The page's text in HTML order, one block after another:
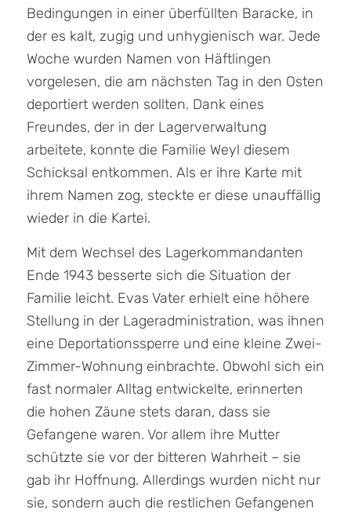
Bedingungen in einer überfüllten Baracke, in
der es kalt, zugig und unhygienisch war. Jede
Woche wurden Namen von Häftlingen
vorgelesen, die am nächsten Tag in den Osten
deportiert werden sollten. Dank eines
Freundes, der in der Lagerverwaltung
arbeitete, konnte die Familie Weyl diesem
Schicksal entkommen. Als er ihre Karte mit
ihrem Namen zog, steckte er diese unauffällig
wieder in die Kartei.
Mit dem Wechsel des Lagerkommandanten
Ende 1943 besserte sich die Situation der
Familie leicht. Evas Vater erhielt eine höhere
Stellung in der Lageradministration, was ihnen
eine Deportationssperre und eine kleine Zwei-
Zimmer-Wohnung einbrachte. Obwohl sich ein
fast normaler Alltag entwickelte, erinnerten
die hohen Zäune stets daran, dass sie
Gefangene waren. Vor allem ihre Mutter
schützte sie vor der bitteren Wahrheit – sie
gab ihr Hoffnung. Allerdings wurden nicht nur
sie, sondern auch die restlichen Gefangenen